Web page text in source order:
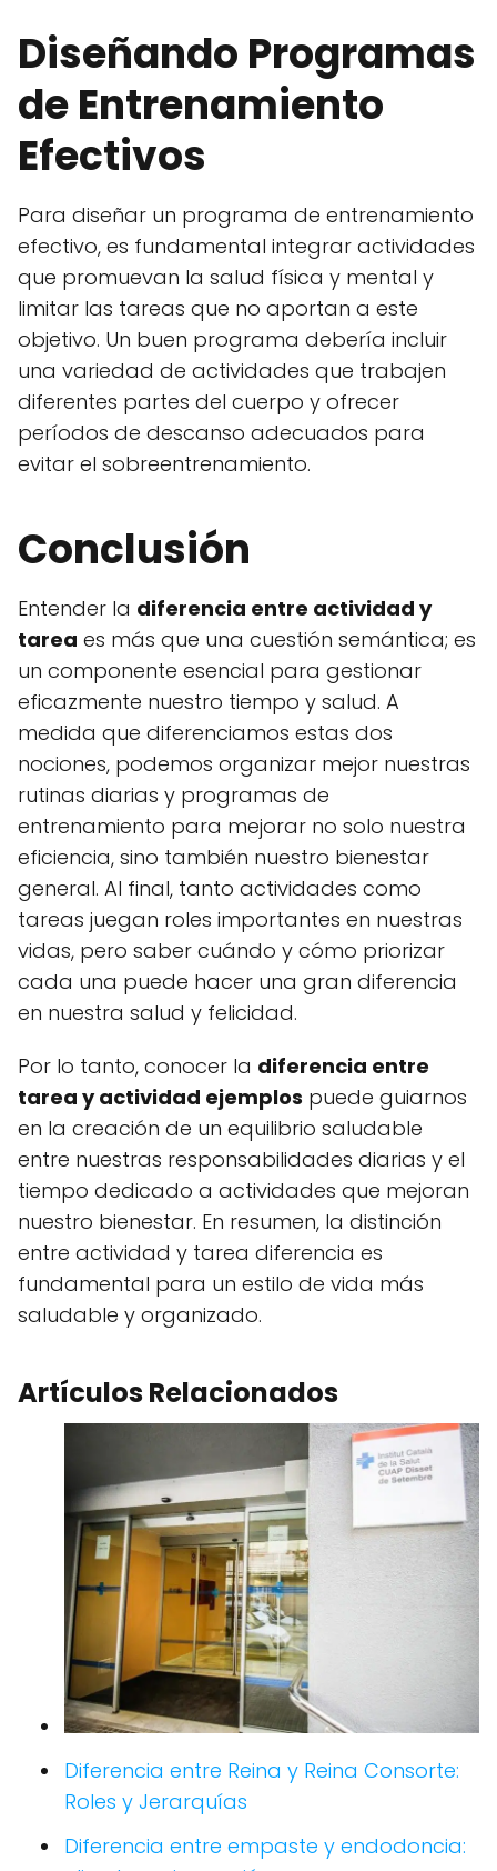
Diseñando Programas
de Entrenamiento
Efectivos
Para diseñar un programa de entrenamiento
efectivo, es fundamental integrar actividades
que promuevan la salud física y mental y
limitar las tareas que no aportan a este
objetivo. Un buen programa debería incluir
una variedad de actividades que trabajen
diferentes partes del cuerpo y ofrecer
períodos de descanso adecuados para
evitar el sobreentrenamiento.
Conclusión
Entender la diferencia entre actividad y
tarea es más que una cuestión semántica; es
un componente esencial para gestionar
eficazmente nuestro tiempo y salud. A
medida que diferenciamos estas dos
nociones, podemos organizar mejor nuestras
rutinas diarias y programas de
entrenamiento para mejorar no solo nuestra
eficiencia, sino también nuestro bienestar
general. Al final, tanto actividades como
tareas juegan roles importantes en nuestras
vidas, pero saber cuándo y cómo priorizar
cada una puede hacer una gran diferencia
en nuestra salud y felicidad.
Por lo tanto, conocer la diferencia entre
tarea y actividad ejemplos puede guiarnos
en la creación de un equilibrio saludable
entre nuestras responsabilidades diarias y el
tiempo dedicado a actividades que mejoran
nuestro bienestar. En resumen, la distinción
entre actividad y tarea diferencia es
fundamental para un estilo de vida más
saludable y organizado.
Artículos Relacionados
Diferencia entre Reina y Reina Consorte:
Roles y Jerarquías
Diferencia entre empaste y endodoncia: